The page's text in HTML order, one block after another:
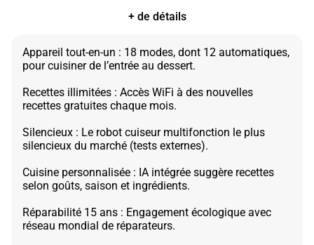
+ de détails
Appareil tout-en-un : 18 modes, dont 12 automatiques,
pour cuisiner de l’entrée au dessert.
Recettes illimitées : Accès WiFi à des nouvelles
recettes gratuites chaque mois.
Silencieux : Le robot cuiseur multifonction le plus
silencieux du marché (tests externes).
Cuisine personnalisée : IA intégrée suggère recettes
selon goûts, saison et ingrédients.
Réparabilité 15 ans : Engagement écologique avec
réseau mondial de réparateurs.